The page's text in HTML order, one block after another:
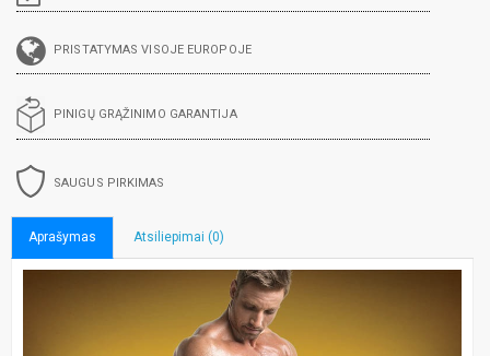
PRISTATYMAS VISOJE EUROPOJE
PINIGŲ GRĄŽINIMO GARANTIJA
SAUGUS PIRKIMAS
Aprašymas Atsiliepimai (0)